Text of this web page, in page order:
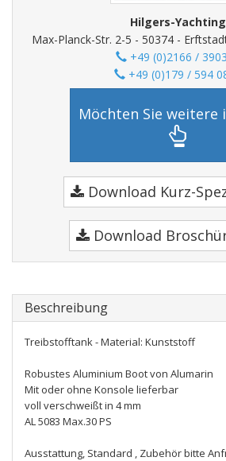
Hilgers-Yachting
Max-Planck-Str. 2-5 - 50374 -
+49 (0)2166 /
+49 (0)179 / 594
Möchten Sie weitere
Download Kurz-
Download
Beschreibung
Treibstofftank - Material: Kunststoff
Robustes Aluminium Boot von Alumarin
Mit oder ohne Konsole lieferbar
voll verschweißt in 4 mm
AL 5083 Max.30 PS
Ausstattung, Standard , Zubehör bitte